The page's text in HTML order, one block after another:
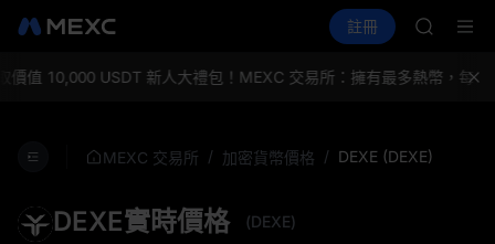
SPCX 理財 活
註冊
AAOI
AAOI
值 10,000 USDT 新人大禮包！ MEXC 交易所：擁有最多熱幣，每日
MEXC 交易所 / 加密貨幣價格 / DEXE (DEXE)
DEXE實時價格 (DEXE)